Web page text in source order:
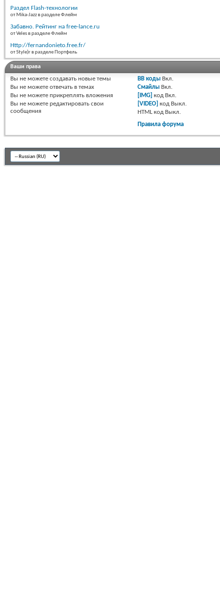
Раздел Flash-технологии
от Mika-Jazz в разделе Флейм
Забавно. Рейтинг на free-lance.ru
от Veles в разделе Флейм
Http://fernandonieto.free.fr/
от Style)r в разделе Портфель
Ваши права
Вы не можете создавать новые темы
Вы не можете отвечать в темах
Вы не можете прикреплять вложения
Вы не можете редактировать свои
сообщения
BB коды Вкл.
Смайлы Вкл.
[IMG] код Вкл.
[VIDEO] код Выкл.
HTML код Выкл.
Правила форума